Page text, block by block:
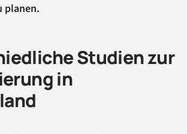
planen.
Studien zur
in